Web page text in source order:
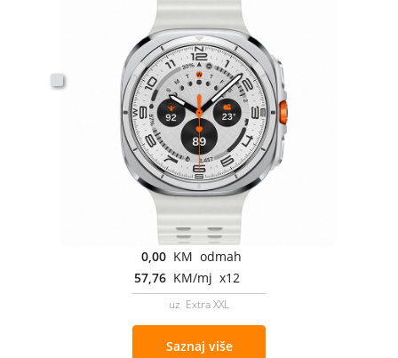
0,00 KM odmah
57,76 KM/mj x12
uz Extra XXL
Saznaj više